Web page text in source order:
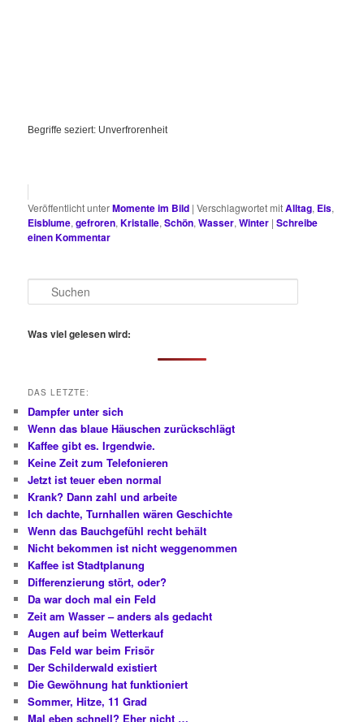
Begriffe seziert: Unverfrorenheit
Veröffentlicht unterMomente im Bild |Verschlagwortet mitAlltag, Eis,
Eisblume,gefroren,Kristalle,Schön,Wasser,Winter |Schreibe
einen Kommentar
u
h
Was viel gelesen wird:
DAS LETZTE:
Dampfer unter sich
Wenn das blaue Häuschen zurückschlägt
Kaffee gibt es. Irgendwie.
Keine Zeit zum Telefonieren
Jetzt ist teuer eben normal
Krank? Dann zahl und arbeite
Ich dachte, Turnhallen wären Geschichte
Wenn das Bauchgefühl recht behält
Nicht bekommen ist nicht weggenommen
Kaffee ist Stadtplanung
Differenzierung stört, oder?
Da war doch mal ein Feld
Zeit am Wasser – anders als gedacht
Augen auf beim Wetterkauf
Das Feld war beim Frisör
Der Schilderwald existiert
Die Gewöhnung hat funktioniert
Sommer, Hitze, 11 Grad
Mal eben schnell? Eher nicht …